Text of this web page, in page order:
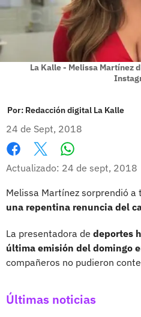
La Kalle - Melissa Martínez
Por: Redacción digital La Kalle
24 de Sept, 2018
Facebook
X
Actualizado: 24 de sept, 2018
Melissa Martínez sorprendió a
una repentina renuncia del
La presentadora de deportes
última emisión del domingo
compañeros no pudieron
Últimas noticias